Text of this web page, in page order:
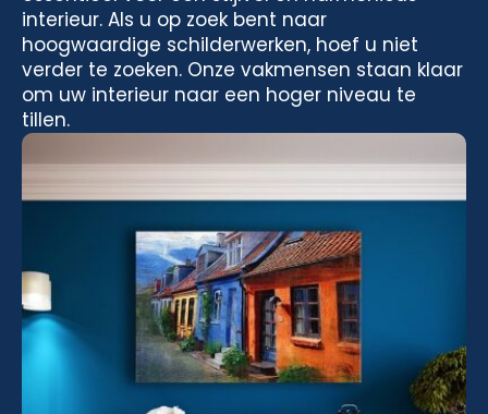
interieur. Als u op zoek bent naar
hoogwaardige schilderwerken, hoef u niet
verder te zoeken. Onze vakmensen staan klaar
om uw interieur naar een hoger niveau te
tillen.